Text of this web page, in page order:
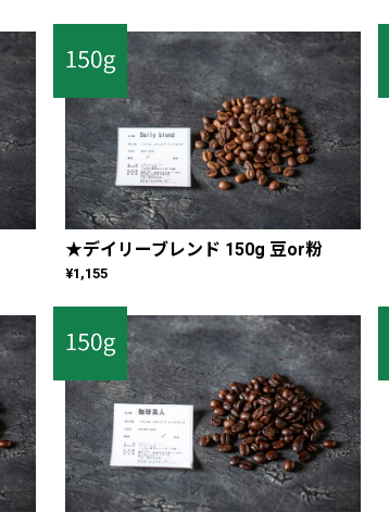
★デイリーブレンド 150g 豆or粉
¥1,155